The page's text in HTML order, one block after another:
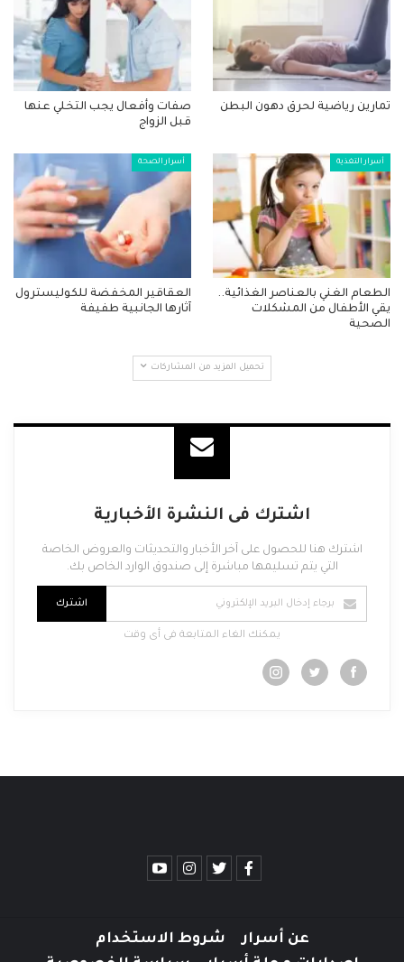
تمارين رياضية لحرق دهون البطن
صفات وأفعال يجب التخلي عنها
قبل الزواج
أسرار التغذية
الطعام الغني بالعناصر الغذائية..
يقي الأطفال من المشكلات
الصحية
أسرار الصحة
العقاقير المخفضة للكوليسترول
آثارها الجانبية طفيفة
تحميل المزيد من المشاركات
اشترك فى النشرة الأخبارية
اشترك هنا للحصول على آخر الأخبار والتحديثات والعروض الخاصة
التي يتم تسليمها مباشرة إلى صندوق الوارد الخاص بك.
اشترك
يمكنك الغاء المتابعة فى أى وقت
عن أسرار
شروط الاستخدام